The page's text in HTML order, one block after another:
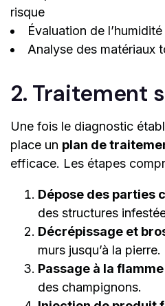
risque
Évaluation de
Analyse des matériaux
2. Traitement
Une fois le diagnostic
place un plan de
efficace. Les étapes
Dépose des parties
des structures
Décrépissage et
murs jusqu’à la pierre.
Passage à la flamme
des champignons.